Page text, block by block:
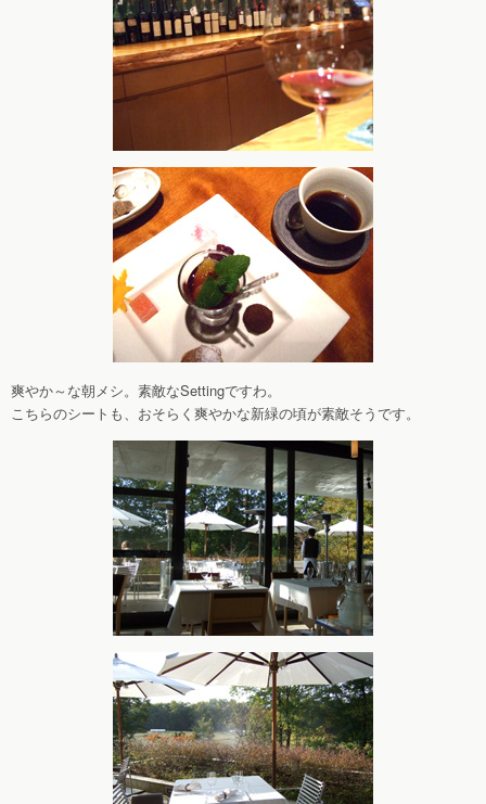
爽やか～な朝メシ。素敵なSettingですわ。
こちらのシートも、おそらく爽やかな新緑の頃が素敵そうです。